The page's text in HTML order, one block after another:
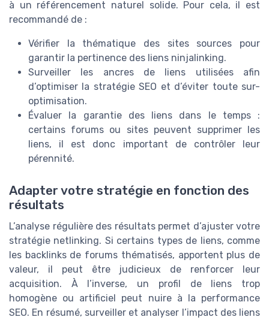
à un référencement naturel solide. Pour cela, il est
recommandé de :
Vérifier la thématique des sites sources pour
garantir la pertinence des liens ninjalinking.
Surveiller les ancres de liens utilisées afin
d’optimiser la stratégie SEO et d’éviter toute sur-
optimisation.
Évaluer la garantie des liens dans le temps :
certains forums ou sites peuvent supprimer les
liens, il est donc important de contrôler leur
pérennité.
Adapter votre stratégie en fonction des
résultats
L’analyse régulière des résultats permet d’ajuster votre
stratégie netlinking. Si certains types de liens, comme
les backlinks de forums thématisés, apportent plus de
valeur, il peut être judicieux de renforcer leur
acquisition. À l’inverse, un profil de liens trop
homogène ou artificiel peut nuire à la performance
SEO. En résumé, surveiller et analyser l’impact des liens